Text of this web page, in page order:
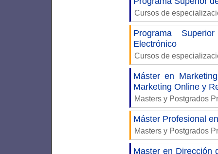
Cursos de
Programa
Electrónico
Cursos de
Máster en
Marketing Online y
Masters y Postgrados
Máster Profesional
Masters y Postgrados
Master en Dirección